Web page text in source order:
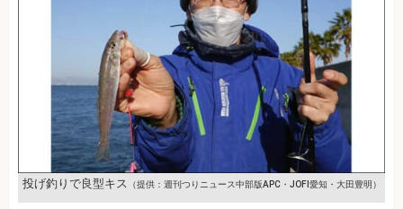
投げ釣りで良型キス （提供：週刊つりニュース中部版APC・JOFI愛知・大田豊明）